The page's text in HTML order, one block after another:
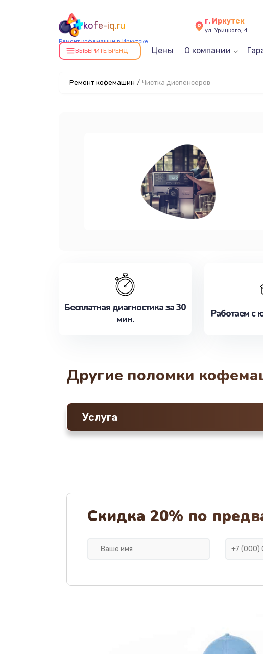
kofe-iq.ru
Ремонт кофемашин в Иркутске
г. Иркутск
ул. Урицкого, 4
ВЫБЕРИТЕ БРЕНД Цены О компании
Ремонт кофемашин / Чистка диспенсеров
Бесплатная диагностика за 30
мин.
Работаем с
Другие поломки
Услуга
Скидка 20% по